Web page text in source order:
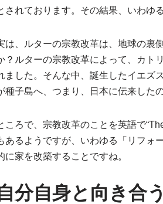
されております。その結果、いわゆ
は、ルターの宗教改革は、地球の裏
？ルターの宗教改革によって、カト
ました。そんな中、誕生したイエズ
種子島へ、つまり、日本に伝来したの
ころで、宗教改革のことを英語で
あるようですが、いわゆる「リフォ
に家を改築することですね。
分自身と向き合う